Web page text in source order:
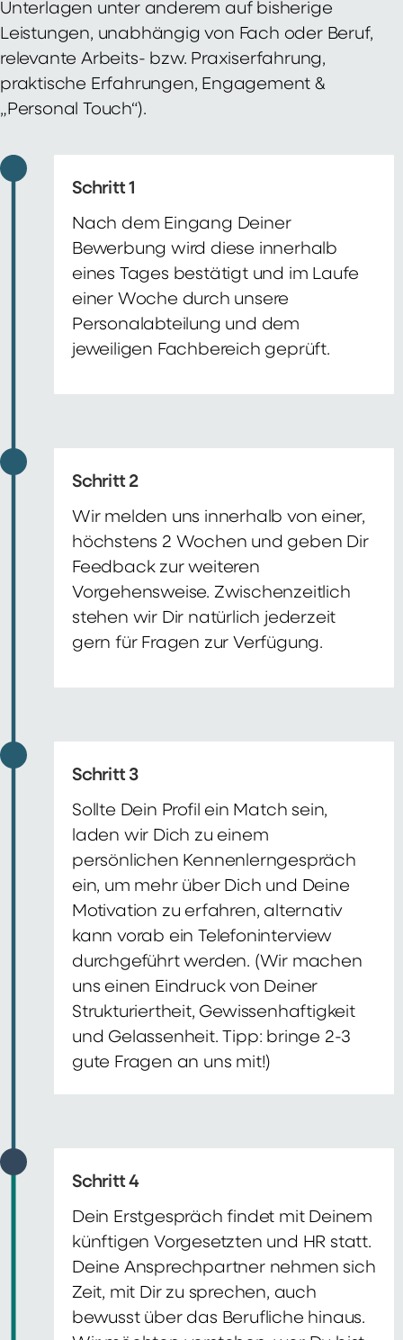
Unterlagen unter anderem auf bisherige
Leistungen, unabhängig von Fach oder Beruf,
relevante Arbeits- bzw. Praxiserfahrung,
praktische Erfahrungen, Engagement &
„Personal Touch“).
Schritt 1
Nach dem Eingang Deiner
Bewerbung wird diese innerhalb
eines Tages bestätigt und im Laufe
einer Woche durch unsere
Personalabteilung und dem
jeweiligen Fachbereich geprüft.
Schritt 2
Wir melden uns innerhalb von einer,
höchstens 2 Wochen und geben Dir
Feedback zur weiteren
Vorgehensweise. Zwischenzeitlich
stehen wir Dir natürlich jederzeit
gern für Fragen zur Verfügung.
Schritt 3
Sollte Dein Profil ein Match sein,
laden wir Dich zu einem
persönlichen Kennenlerngespräch
ein, um mehr über Dich und Deine
Motivation zu erfahren, alternativ
kann vorab ein Telefoninterview
durchgeführt werden. (Wir machen
uns einen Eindruck von Deiner
Strukturiertheit, Gewissenhaftigkeit
und Gelassenheit. Tipp: bringe 2-3
gute Fragen an uns mit!)
Schritt 4
Dein Erstgespräch findet mit Deinem
künftigen Vorgesetzten und HR statt.
Deine Ansprechpartner nehmen sich
Zeit, mit Dir zu sprechen, auch
bewusst über das Berufliche hinaus.